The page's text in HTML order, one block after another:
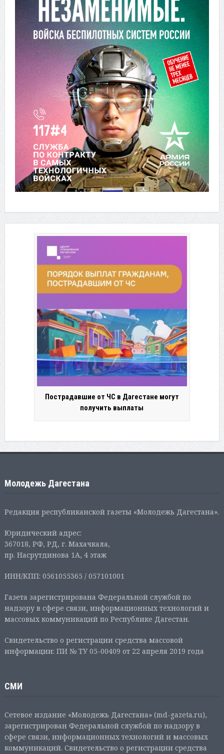
Пострадавшие от ЧС в Дагестане могут
получить выплаты
Молодежь Дагестана
Редакция республиканской газеты «Молодежь Дагестана».
Юридический адрес:
367018, РФ, РД, г. Махачкала,
пр. Насрутдинова 1А, 4 этаж
ИНН/КПП: 0561055365 / 057101001
Газета зарегистрирована Федеральной службой по
надзору в сфере связи, информационных технологий и
массовых коммуникаций по Республике Дагестан.
Свидетельство о регистрации средства массовой
информации: ПИ № ТУ 05-00409 от 22 апреля 2019 года
СМИ
Сетевое издание «Молодежь Дагестана» (md-gazeta.ru),
зарегистрирован Федеральной службой по надзору в
сфере связи, информационных технологий и массовых
коммуникаций. Свидетельство о регистрации средства